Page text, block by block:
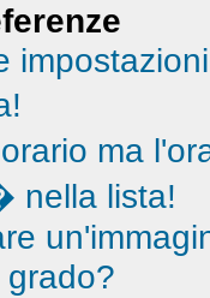
ma
nella lista!